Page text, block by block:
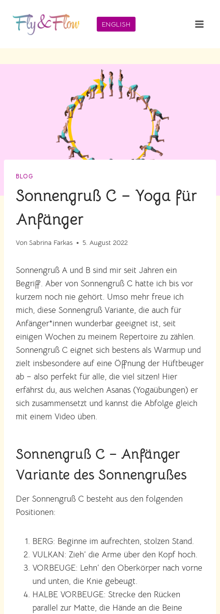
Inhalt
springen
ENGLISH
BLOG
Sonnengruß C – Yoga für
Anfänger
Von Sabrina Farkas 5. August 2022
Sonnengruß A und B sind mir seit Jahren ein
Begriff. Aber von Sonnengruß C hatte ich bis vor
kurzem noch nie gehört. Umso mehr freue ich
mich, diese Sonnengruß Variante, die auch für
Anfänger*innen wunderbar geeignet ist, seit
einigen Wochen zu meinem Repertoire zu zählen.
Sonnengruß C eignet sich bestens als Warmup und
zielt insbesondere auf eine Öffnung der Hüftbeuger
ab – also perfekt für alle, die viel sitzen! Hier
erfährst du, aus welchen Asanas (Yogaübungen) er
sich zusammensetzt und kannst die Abfolge gleich
mit einem Video üben.
Sonnengruß C – Anfänger
Variante des Sonnengrußes
Der Sonnengruß C besteht aus den folgenden
Positionen:
BERG: Beginne im aufrechten, stolzen Stand.
VULKAN: Zieh‘ die Arme über den Kopf hoch.
VORBEUGE: Lehn‘ den Oberkörper nach vorne
und unten, die Knie gebeugt.
HALBE VORBEUGE: Strecke den Rücken
parallel zur Matte, die Hände an die Beine